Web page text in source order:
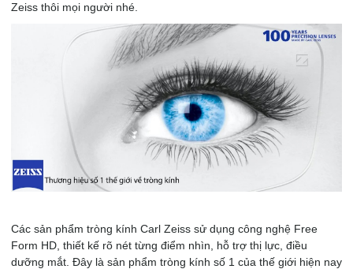
Zeiss thôi mọi người nhé.
Các sản phẩm tròng kính Carl Zeiss sử dụng công nghệ Free
Form HD, thiết kế rõ nét từng điểm nhìn, hỗ trợ thị lực, điều
dưỡng mắt. Đây là sản phẩm tròng kính số 1 của thế giới hiện nay